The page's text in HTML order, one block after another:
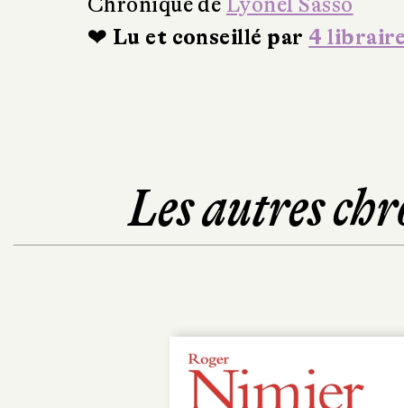
❤ Lu et conseillé par 4
Les autres